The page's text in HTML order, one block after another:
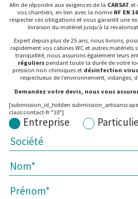
Afin de répondre aux exigences de la CARSAT et
vos chantiers, en lien avec la norme NF EN
respecter ces obligations et vous garantit une
livraison du matériel jusqu’à la
Expert depuis plus de 25 ans, nous livrons,
rapidement vos cabines WC et autres matériels
tranquillité, nous assurons également leurs
régulierspendant toute la durée de votre
pression non chimiques et désinfection
respectueux de l’environnement, vidanges,
Demandez votre devis, nous vous
[submission_id_hidden
class:contact-fr "10"]
Entreprise